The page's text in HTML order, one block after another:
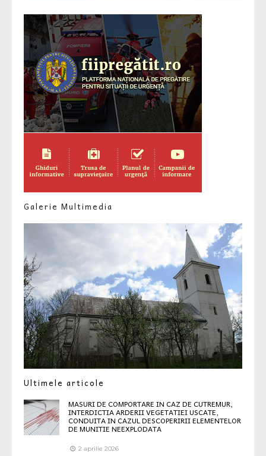
Galerie Multimedia
Ultimele articole
MASURI DE COMPORTARE IN CAZ DE CUTREMUR,
INTERDICTIA ARDERII VEGETATIEI USCATE,
CONDUITA IN CAZUL DESCOPERIRII ELEMENTELOR
DE MUNITIE NEEXPLODATA
2 aprilie 2026